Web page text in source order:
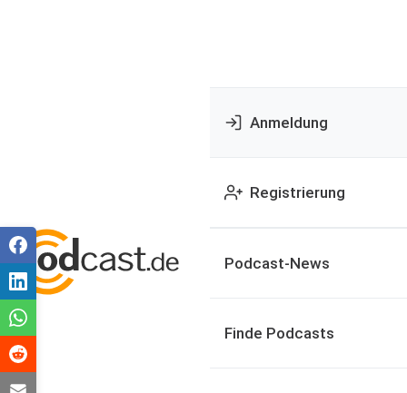
Anmeldung
Registrierung
Podcast-News
Finde Podcasts